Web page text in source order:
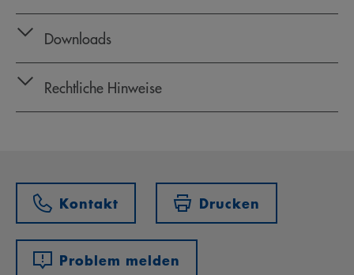
Downloads
Rechtliche Hinweise
Kontakt Drucken
Problem melden